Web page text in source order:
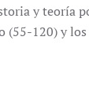
y teoría
(55-120) y